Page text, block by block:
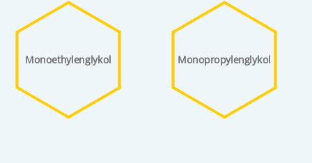
Monoethylenglykol Monopropylenglykol